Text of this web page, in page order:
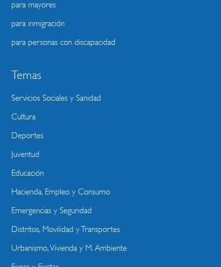
para mayores
para inmigración
para personas con discapacidad
Temas
Servicios Sociales y Sanidad
Cultura
Deportes
Juventud
Educación
Hacienda, Empleo y Consumo
Emergencias y Seguridad
Distritos, Movilidad y Transportes
Urbanismo, Vivienda y M. Ambiente